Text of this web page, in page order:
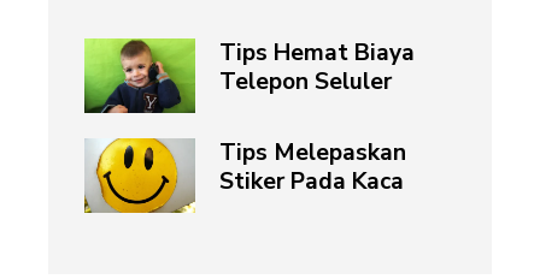
Tips Hemat Biaya
Telepon Seluler
Tips Melepaskan
Stiker Pada Kaca